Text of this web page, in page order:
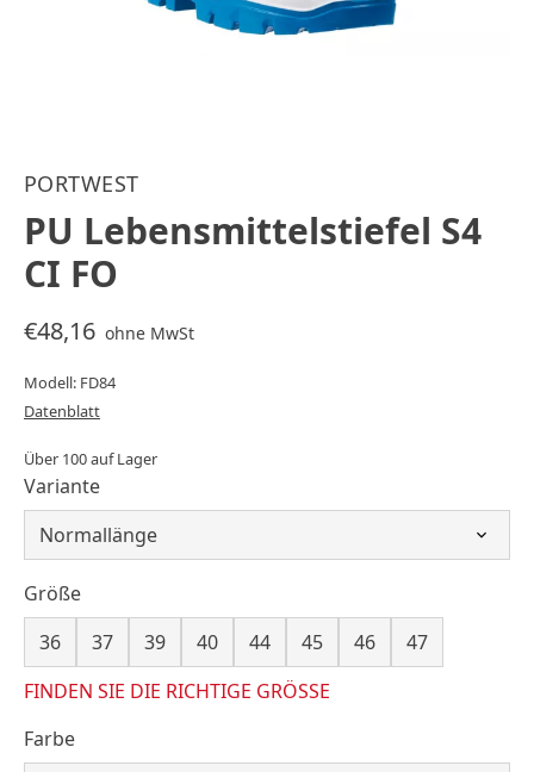
PORTWEST
PU Lebensmittelstiefel S4
CI FO
€48,16 ohne MwSt
Modell: FD84
Datenblatt
Über 100 auf Lager
Variante
Größe
36
37 39 40 44 45 46
47
FINDEN SIE DIE RICHTIGE GRÖSSE
Farbe